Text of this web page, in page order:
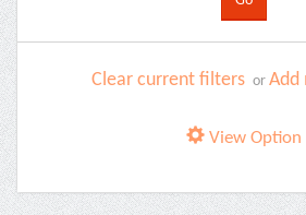
Clear current filters or Add
View Option